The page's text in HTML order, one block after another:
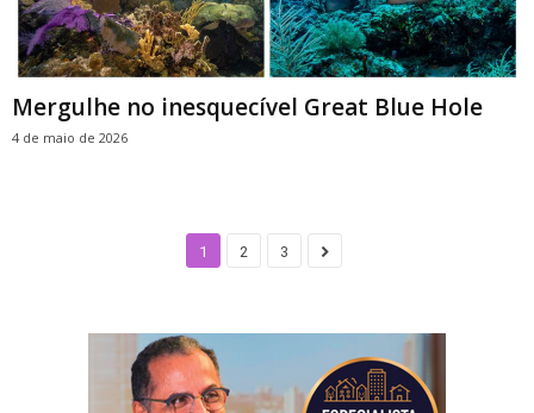
Mergulhe no inesquecível Great Blue Hole
4 de maio de 2026
1 2 3